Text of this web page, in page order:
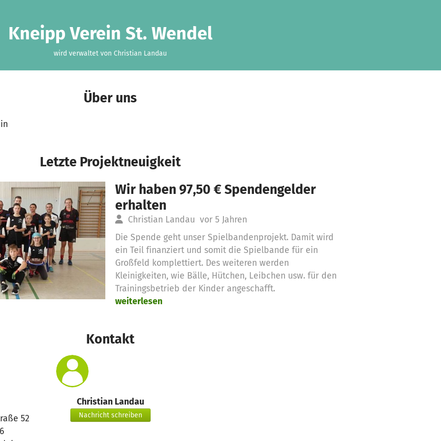
Kneipp Verein St. Wendel
wird verwaltet von Christian Landau
Über uns
Letzte Projektneuigkeit
Wir haben 97,50 € Spendengelder
erhalten
Christian Landau vor 5 Jahren
Die Spende geht unser Spielbandenprojekt. Damit wird
ein Teil finanziert und somit die Spielbande für ein
Großfeld komplettiert. Des weiteren werden
Kleinigkeiten, wie Bälle, Hütchen, Leibchen usw. für den
Trainingsbetrieb der Kinder angeschafft.
weiterlesen
Kontakt
52
Christian Landau
Nachricht schreiben